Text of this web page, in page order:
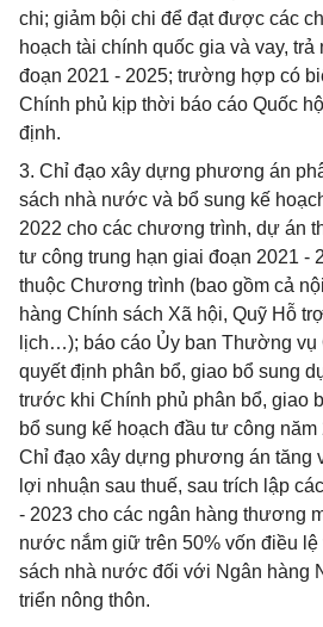
chi; giảm bội chi để đạt được các
hoạch tài chính quốc gia và vay,
đoạn 2021 - 2025; trường hợp có
Chính phủ kịp thời báo cáo Quốc
định.
3. Chỉ đạo xây dựng phương án
sách nhà nước và bổ sung kế
2022 cho các chương trình, dự án
tư công trung hạn giai đoạn 2021 -
thuộc Chương trình (bao gồm cả
hàng Chính sách Xã hội, Quỹ Hỗ
lịch…); báo cáo Ủy ban Thường vụ
quyết định phân bổ, giao bổ sung
trước khi Chính phủ phân bổ, giao
bổ sung kế hoạch đầu tư công năm
Chỉ đạo xây dựng phương án tăng
lợi nhuận sau thuế, sau trích lập
- 2023 cho các ngân hàng thương
nước nắm giữ trên 50% vốn điều
sách nhà nước đối với Ngân hàng
triển nông thôn.